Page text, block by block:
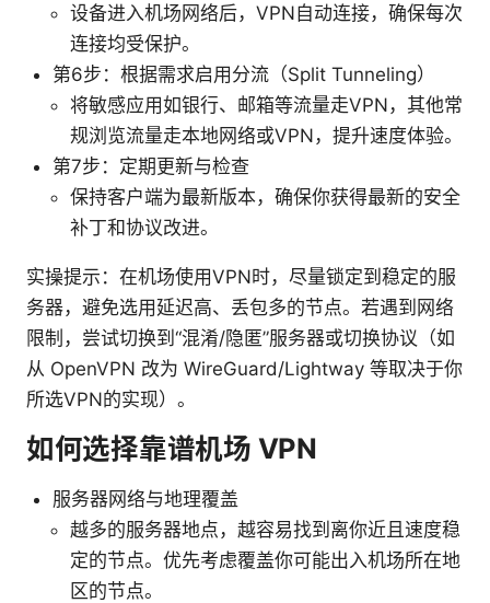
设备进入机场网络后，VPN自动连接，确保每次
连接均受保护。
第6步：根据需求启用分流（Split Tunneling）
将敏感应用如银行、邮箱等流量走VPN，其他常
规浏览流量走本地网络或VPN，提升速度体验。
第7步：定期更新与检查
保持客户端为最新版本，确保你获得最新的安全
补丁和协议改进。
实操提示：在机场使用VPN时，尽量锁定到稳定的服
务器，避免选用延迟高、丢包多的节点。若遇到网络
限制，尝试切换到“混淆/隐匿”服务器或切换协议（如
从 OpenVPN 改为 WireGuard/Lightway 等取决于你
所选VPN的实现）。
如何选择靠谱机场 VPN
服务器网络与地理覆盖
越多的服务器地点，越容易找到离你近且速度稳
定的节点。优先考虑覆盖你可能出入机场所在地
区的节点。